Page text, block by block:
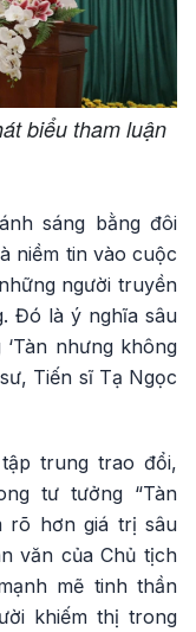
biểu tham luận
sáng bằng đôi
niềm tin vào cuộc
người truyền
Đó là ý nghĩa sâu
nhưng không
Tiến sĩ Tạ Ngọc
trung trao đổi,
tư tưởng “Tàn
rõ hơn giá trị sâu
văn của Chủ tịch
mẽ tinh thần
khiếm thị trong